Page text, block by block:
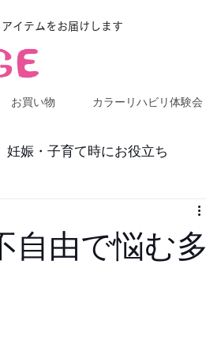
イテムをお届けします
お買い物 カラーリハビリ体験会
妊娠・子育て時にお役立ち
自由で悩む多